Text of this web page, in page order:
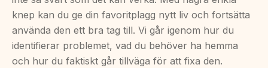
knep kan du ge din favoritplagg nytt liv och fortsätta
använda den ett bra tag till. Vi går igenom hur du
identifierar problemet, vad du behöver ha hemma
och hur du faktiskt går tillväga för att fixa den.